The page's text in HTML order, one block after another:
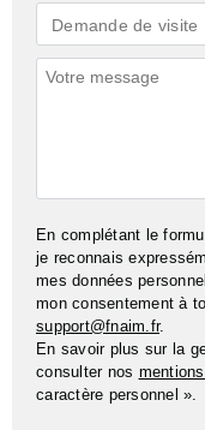
Demande
*
Demande de visite
Commentaires
En complétant le
je reconnais
mes données
mon consentement à
support@fnaim.fr.
En savoir plus sur la
consulter nos
caractère personnel ».